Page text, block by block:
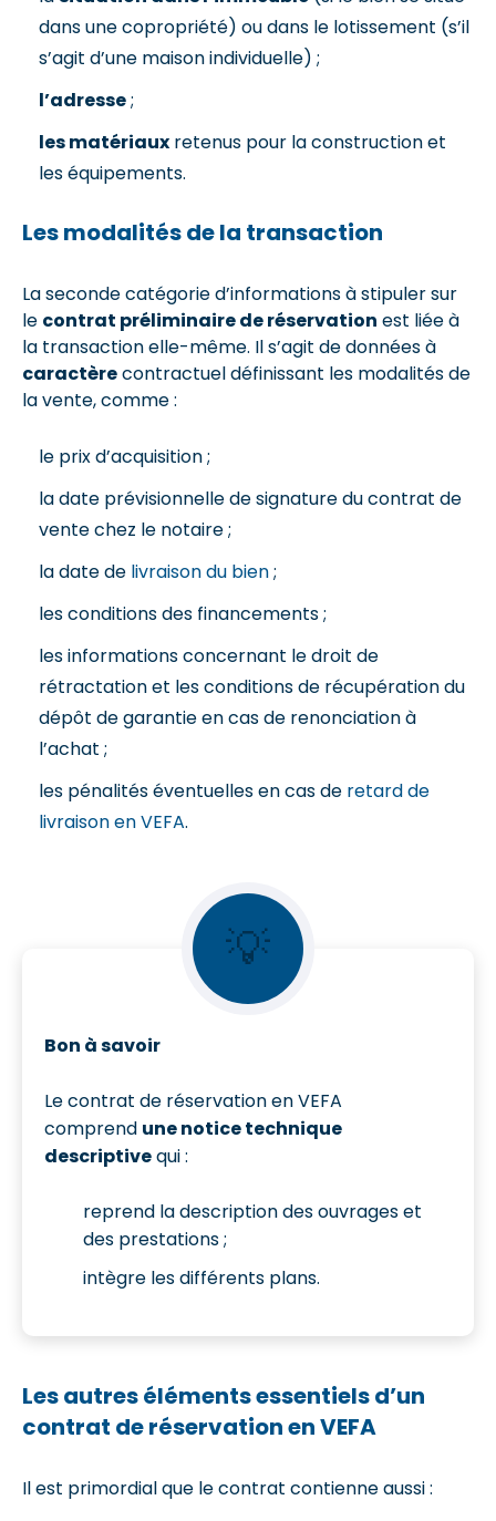
dans une copropriété) ou dans le lotissement (s’il
s’agit d’une maison individuelle) ;
l’adresse;
les matériaux retenus pour la construction et
les équipements.
Les modalités de la transaction
La seconde catégorie d’informations à stipuler sur
le contrat préliminaire de réservation est liée à
la transaction elle-même. Il s’agit de données à
caractèrecontractuel définissant les modalités de
la vente, comme :
le prix d’acquisition ;
la date prévisionnelle de signature du contrat de
vente chez le notaire ;
la date de livraison du bien;
les conditions des financements ;
les informations concernant le droit de
rétractation et les conditions de récupération du
dépôt de garantie en cas de renonciation à
l’achat ;
les pénalités éventuelles en cas de retard de
livraison en VEFA.
💡
Bon à savoir
Le contrat de réservation en VEFA
comprend une notice technique
descriptivequi :
reprend la description des ouvrages et
des prestations ;
intègre les différents plans.
Les autres éléments essentiels d’un
contrat de réservation en VEFA
Il est primordial que le contrat contienne aussi :